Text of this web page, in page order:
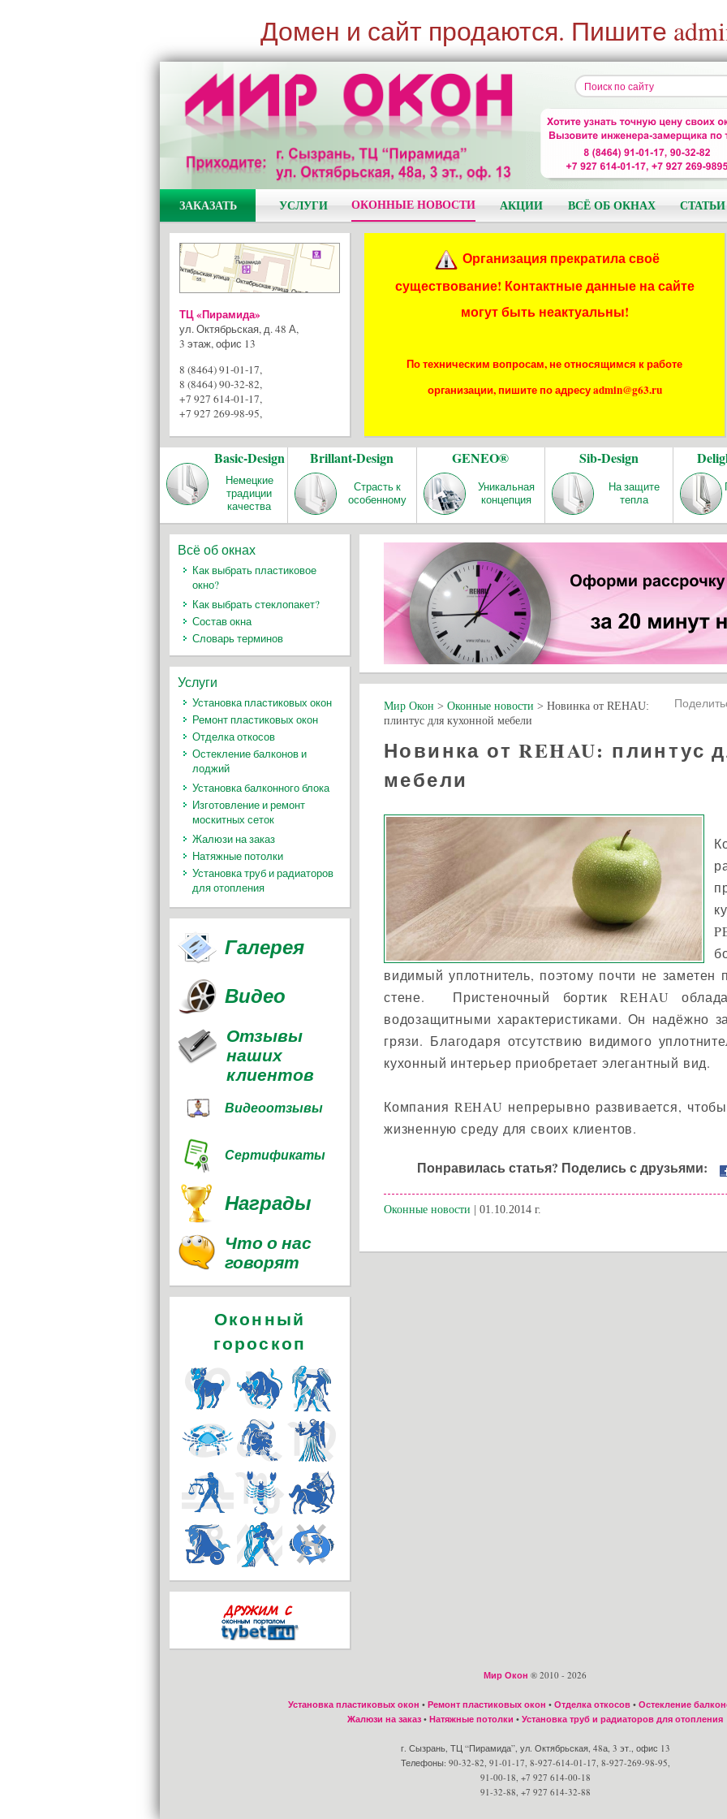
Домен и сайт продаются. Пишите
ЗАКАЗАТЬ УСЛУГИ ОКОННЫЕ НОВОСТИ АКЦИИ ВСЁ ОБ ОКНАХ СТАТЬИ
ТЦ «Пирамида»
ул. Октябрьская, д. 48 А,
3 этаж, офис 13
8 (8464) 91-01-17,
8 (8464) 90-32-82,
+7 927 614-01-17,
+7 927 269-98-95,
Организация прекратила своё
существование! Контактные данные на сайте
могут быть неактуальны!
По техническим вопросам, не относящимся к работе
организации, пишите по адресу admin@g63.ru
Basic-Design
Немецкие
традиции
качества
Brillant-Design
Страсть к
особенному
GENEO®
Уникальная
концепция
Sib-Design
На защите
тепла
Мир Окон > Оконные новости > Новинка от REHAU:
плинтус для кухонной мебели
Новинка от REHAU: плинтус
мебели
видимый уплотнитель, поэтому почти не заметен
стене. Пристеночный бортик REHAU
водозащитными характеристиками. Он надёжно
грязи. Благодаря отсутствию видимого
кухонный интерьер приобретает элегантный вид.
Компания REHAU непрерывно развивается,
жизненную среду для своих клиентов.
Понравилась статья? Поделись с друзьями:
Оконные новости | 01.10.2014 г.
Всё об окнах
Как выбрать пластиковое
окно?
Как выбрать стеклопакет?
Состав окна
Словарь терминов
Услуги
Установка пластиковых окон
Ремонт пластиковых окон
Отделка откосов
Остекление балконов и
лоджий
Установка балконного блока
Изготовление и ремонт
москитных сеток
Жалюзи на заказ
Натяжные потолки
Установка труб и радиаторов
для отопления
Галерея
Видео
Отзывы
наших
клиентов
Видеоотзывы
Сертификаты
Награды
Что о нас
говорят
Оконный
гороскоп
Мир Окон ® 2010 - 2026
Установка пластиковых окон • Ремонт пластиковых окон • Отделка откосов• Остекление
Жалюзи на заказ • Натяжные потолки • Установка труб и радиаторов для отопления
г. Сызрань, ТЦ “Пирамида”, ул. Октябрьская, 48а, 3 эт., офис 13
Телефоны: 90-32-82, 91-01-17, 8-927-614-01-17, 8-927-269-98-95,
91-00-18, +7 927 614-00-18
91-32-88, +7 927 614-32-88